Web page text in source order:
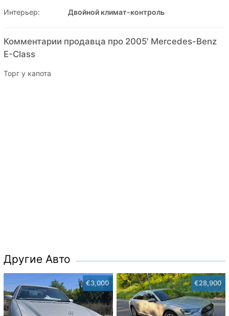
Интерьер:
Двойной климат-контроль
Комментарии продавца про 2005' Mercedes-Benz
E-Class
Торг у капота
Другие Авто
€3,000 €28,900